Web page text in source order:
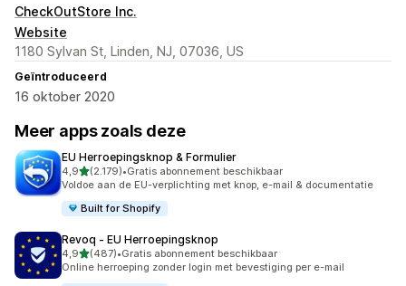
CheckOutStore Inc.
Website
1180 Sylvan St, Linden, NJ, 07036, US
Geïntroduceerd
16 oktober 2020
Meer apps zoals deze
EU Herroepingsknop & Formulier
4,9van 5 sterren
(2.179)
2179 recensies in totaal
•Gratis abonnement beschikbaar
Voldoe aan de EU-verplichting met knop, e-mail & documentatie
Built for Shopify
Revoq ‑ EU Herroepingsknop
4,9van 5 sterren
(487)
487 recensies in totaal
•Gratis abonnement beschikbaar
Online herroeping zonder login met bevestiging per e-mail